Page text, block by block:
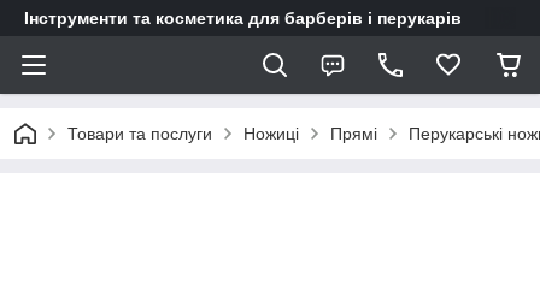
Інструменти та косметика для барберів і перукарів
Товари та послуги Ножиці Прямі Перукарські